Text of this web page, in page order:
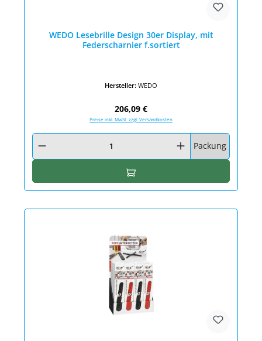
WEDO Lesebrille Design 30er Display, mit
Federscharnier f.sortiert
Hersteller: WEDO
Regulärer Preis:
206,09 €
Preise inkl. MwSt. zzgl. Versandkosten
Produkt Anzahl: Gib den gewünschten Wert ein oder benutze die
Packung
In den Warenkorb